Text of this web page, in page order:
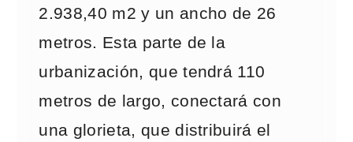
2.938,40 m2 y un ancho de 26
metros. Esta parte de la
urbanización, que tendrá 110
metros de largo, conectará con
una glorieta, que distribuirá el